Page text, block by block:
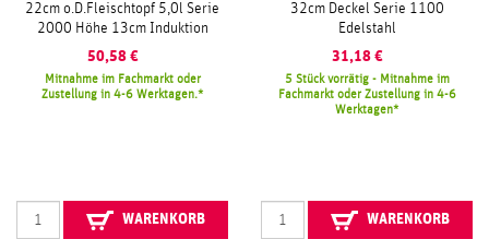
22cm o.D.Fleischtopf 5,0l Serie
2000 Höhe 13cm Induktion
50,58 €
Mitnahme im Fachmarkt oder
Zustellung in 4-6 Werktagen.
WARENKORB
32cm Deckel Serie 1100
Edelstahl
31,18 €
5 Stück vorrätig - Mitnahme im
Fachmarkt oder Zustellung in 4-6
Werktagen
WARENKORB